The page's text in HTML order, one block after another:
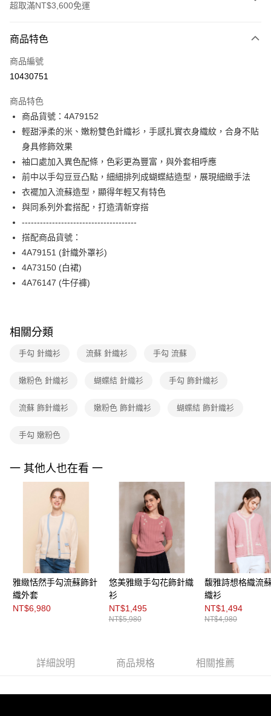
超取滿NT$3,600免運
信用卡一次付款
信用卡分期付款
合作金庫商業銀行
華南商業銀行
上海商業儲蓄銀行
台北富邦商業銀行
國泰世華商業銀行
臺灣中小企業銀行
台中商業銀行
匯豐（台灣）商業銀行
華泰商業銀行
聯邦商業銀行
遠東國際商業銀行
元大商業銀行
永豐商業銀行
玉山商業銀行
星展（台灣）商業銀行
台新國際商業銀行
台灣樂天信用卡公司
超商取貨付款
LINE Pay
Apple Pay
街口支付
AFTEE先享後付是「在收到商品之後才付款」的支付方式。 讓您購物簡單
便利好安心！
１．簡單：不需註冊會員、不需綁卡、不需儲值。
２．便利：只要手機號碼，簡訊認證，即可結帳。
３．安心：先確認商品／服務後，再付款。
結帳頁面，進行簡訊認證並確認金額後，即可完成結帳。
２．訂單成立數日內，您將收到繳費通知簡訊。
３．收到繳費通知簡訊後14天內，點擊此簡訊中的連結，可透過四大超商／
ATM／網路銀行／等多元方式進行付款，方視為交易完成。
購買商品的店家。未經商家同意取消之訂單仍視為有效，需透過AFTEE先享
※ 交易是否成功請以「AFTEE先享後付 」之結帳頁面顯示為準，若有關於
是否繳費成功／繳費後需取消欲退款等相關疑問，請聯繫「AFTEE先享後付
易，需依本服務之必要範圍內提供個人資料，並將交易相關給付款項請求債
２．關於個人資料處理事宜，請瀏覽以下網址：
https://aftee.tw/terms/#terms3
３．未成年的使用者請事先徵得法定代理人或監護人之同意方可使用
「AFTEE先享後付」，若未經同意申辦者引起之損失，本公司不負相關責
４．使用「AFTEE先享後付」時，將依據個別帳號之用戶狀況，依本公司即
時審查核予不同之上限額度；若仍有額度不足之情形，本公司將視審查結果
請求用戶進行身份認證。
５．嚴禁一人註冊多個帳號或使用他人資訊註冊。若發現惡意使用之情形，
恩沛科技股份有限公司將有權停止該用戶之使用額度並採取法律行動。
ATM付款
運送方式
全家取貨付款
付款後全家FamilyMart取貨
每筆NT$90，滿NT$3,600(含以上)免運費
付款後7-11取貨
離島宅配 (蘭嶼恕不配送)
每筆NT$200，滿NT$8,000(含以上)免運費
付款後門市自取
商品特色
商品編號
10430751
商品特色
商品貨號：4A79152
輕甜淨柔的米、嫩粉雙色針織衫，手感扎實衣身織紋，合身不貼
身具修飾效果
袖口處加入異色配條，色彩更為豐富，與外套相呼應
前中以手勾豆豆凸點，細細排列成蝴蝶結造型，展現細緻手法
衣襬加入流蘇造型，顯得年輕又有特色
與同系列外套搭配，打造清新穿搭
--------------------------------------
搭配商品貨號：
4A79151 (針織外罩衫)
4A73150 (白裙)
4A76147 (牛仔褲)
相關分類
手勾 針織衫 流蘇 針織衫 手勾 流蘇
嫩粉色 針織衫 蝴蝶結 針織衫 手勾 飾針織衫
流蘇 飾針織衫 嫩粉色 飾針織衫 蝴蝶結 飾針織衫
手勾 嫩粉色
一 其他人也在看 一
雅緻恬然手勾流蘇飾針
織外套
NT$6,980
悠美雅緻手勾花飾針織
衫
NT$1,495
NT$5,980
馥雅詩想格織流
織衫
NT$1,494
NT$4,980
詳細說明 商品規格 相關推薦